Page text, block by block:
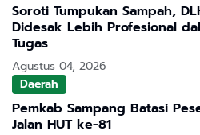
Soroti Tumpukan Sampah,
Didesak Lebih Profesional
Tugas
Agustus 04, 2026
Daerah
Pemkab Sampang Batasi
Jalan HUT ke-81